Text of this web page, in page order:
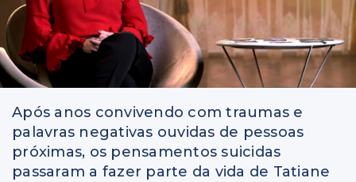
Após anos convivendo com traumas e
palavras negativas ouvidas de pessoas
próximas, os pensamentos suicidas
passaram a fazer parte da vida de Tatiane